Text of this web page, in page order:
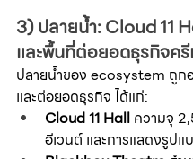
3) ปลายน้ำ: Cloud 11
และพื้นที่ต่อยอดธุรกิจครี
ปลายน้ำของ ecosystem ถูก
และต่อยอดธุรกิจ ได้แก่:
Cloud 11 Hall ความจุ
อีเวนต์ และการแสดงรูปแ